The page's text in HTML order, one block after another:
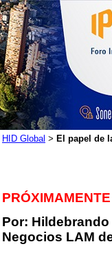
HID Global > El papel de
Por:
Negocios LAM